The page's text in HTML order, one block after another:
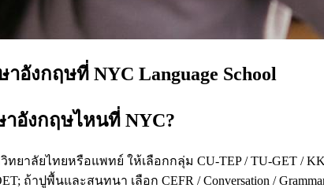
อังกฤษที่ NYC Language School
อังกฤษไหนที่ NYC?
ยาลัยไทยหรือแพทย์ ให้เลือกกลุ่ม CU-TEP / TU-GET /
OET; ถ้าปูพื้นและสนทนา เลือก CEFR / Conversation /